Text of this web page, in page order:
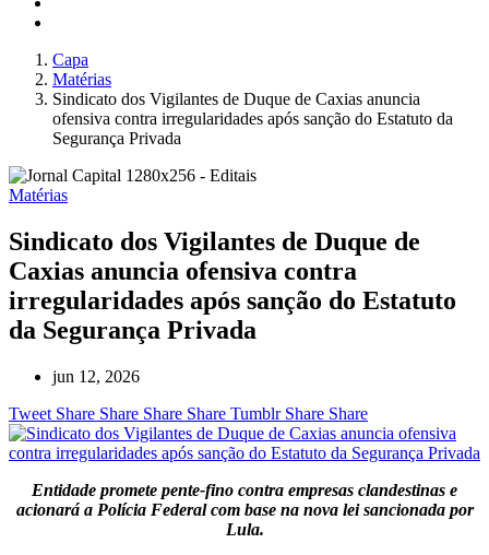
Capa
Matérias
Sindicato dos Vigilantes de Duque de Caxias anuncia
ofensiva contra irregularidades após sanção do Estatuto da
Segurança Privada
Matérias
Sindicato dos Vigilantes de Duque de
Caxias anuncia ofensiva contra
irregularidades após sanção do Estatuto
da Segurança Privada
jun 12, 2026
Tweet Share Share Share Share Tumblr Share Share
Entidade promete pente-fino contra empresas clandestinas e
acionará a Polícia Federal com base na nova lei sancionada por
Lula.